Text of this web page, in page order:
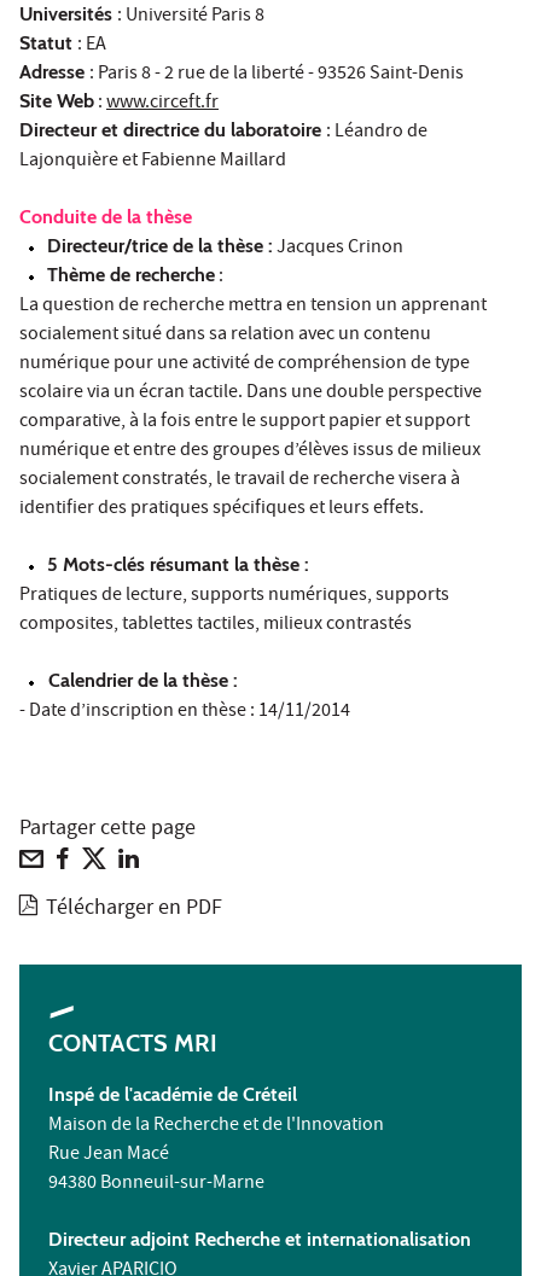
Universités : Université Paris 8
Statut : EA
Adresse : Paris 8 - 2 rue de la liberté - 93526 Saint-Denis
Site Web :www.circeft.fr
Directeur et directrice du laboratoire : Léandro de
Lajonquière et Fabienne Maillard
Conduite de la thèse
Directeur/trice de la thèse : Jacques Crinon
Thème de recherche :
La question de recherche mettra en tension un apprenant
socialement situé dans sa relation avec un contenu
numérique pour une activité de compréhension de type
scolaire via un écran tactile. Dans une double perspective
comparative, à la fois entre le support papier et support
numérique et entre des groupes d’élèves issus de milieux
socialement constratés, le travail de recherche visera à
identifier des pratiques spécifiques et leurs effets.
5 Mots-clés résumant la thèse :
Pratiques de lecture, supports numériques, supports
composites, tablettes tactiles, milieux contrastés
Calendrier de la thèse :
- Date d’inscription en thèse : 14/11/2014
Partager cette page
Télécharger en PDF
CONTACTS MRI
Inspé de l'académie de Créteil
Maison de la Recherche et de l'Innovation
Rue Jean Macé
94380 Bonneuil-sur-Marne
Directeur adjoint Recherche et internationalisation